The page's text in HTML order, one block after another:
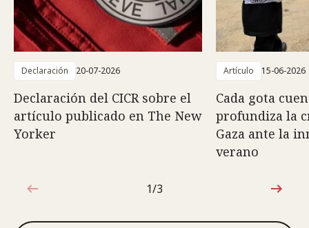
Declaración 20-07-2026
Declaración del CICR sobre el
artículo publicado en The New
Yorker
Artículo 15-06-2026
Cada gota
profundiza la
Gaza ante la
verano
1de3
1/3